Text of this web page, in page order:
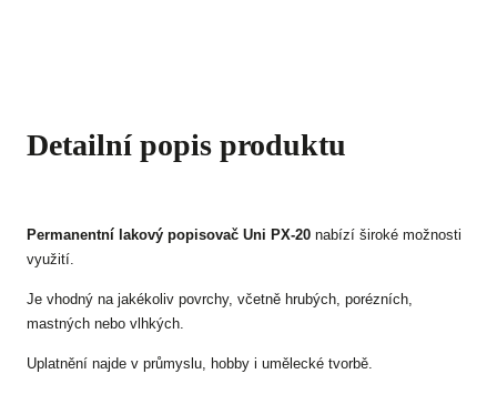
Detailní popis produktu
Permanentní lakový popisovač Uni PX-20 nabízí široké možnosti
využití.
Je vhodný na jakékoliv povrchy, včetně hrubých, porézních,
mastných nebo vlhkých.
Uplatnění najde v průmyslu, hobby i umělecké tvorbě.